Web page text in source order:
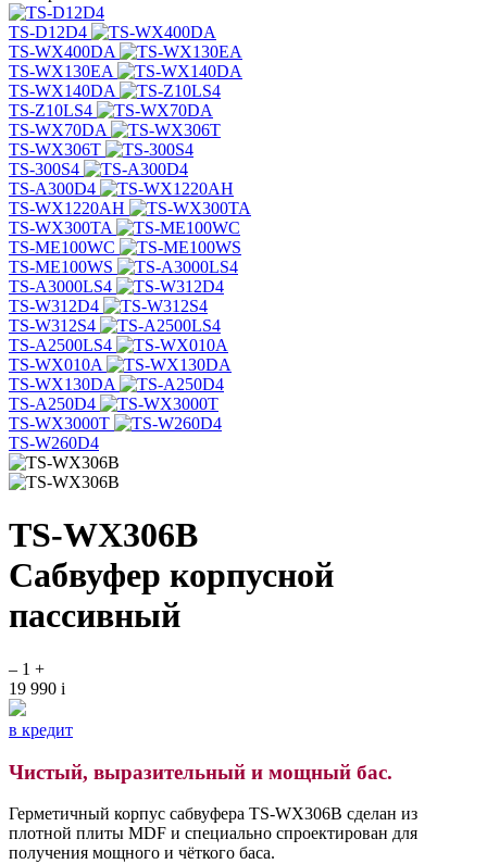
TS-D12D4
TS-WX400DA
TS-WX130EA
TS-WX140DA
TS-Z10LS4
TS-WX70DA
TS-WX306T
TS-300S4
TS-A300D4
TS-WX1220AH
TS-WX300TA
TS-ME100WC
TS-ME100WS
TS-A3000LS4
TS-W312D4
TS-W312S4
TS-A2500LS4
TS-WX010A
TS-WX130DA
TS-A250D4
TS-WX3000T
TS-W260D4
TS-WX306B
Сабвуфер корпусной
пассивный
– 1 +
19 990 i
в кредит
Чистый, выразительный и мощный бас.
Герметичный корпус сабвуфера TS-WX306B сделан из
плотной плиты MDF и специально спроектирован для
получения мощного и чёткого баса.